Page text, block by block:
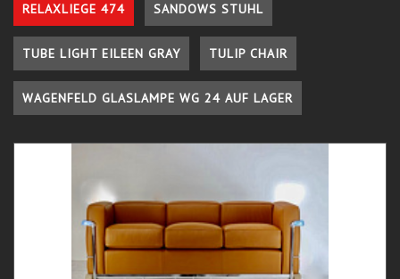
RELAXLIEGE 474 SANDOWS STUHL
TUBE LIGHT EILEEN GRAY TULIP CHAIR
WAGENFELD GLASLAMPE WG 24 AUF LAGER